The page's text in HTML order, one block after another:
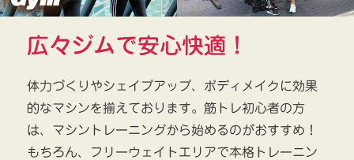
広々ジムで安心快適！
体力づくりやシェイプアップ、ボディメイクに効果
的なマシンを揃えております。筋トレ初心者の方
は、マシントレーニングから始めるのがおすすめ！
もちろん、フリーウェイトエリアで本格トレーニン